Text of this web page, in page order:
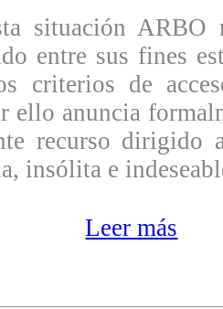
ARBO
entre sus fines
criterios de
ello anuncia
recurso dirigido
insólita e
Leer más